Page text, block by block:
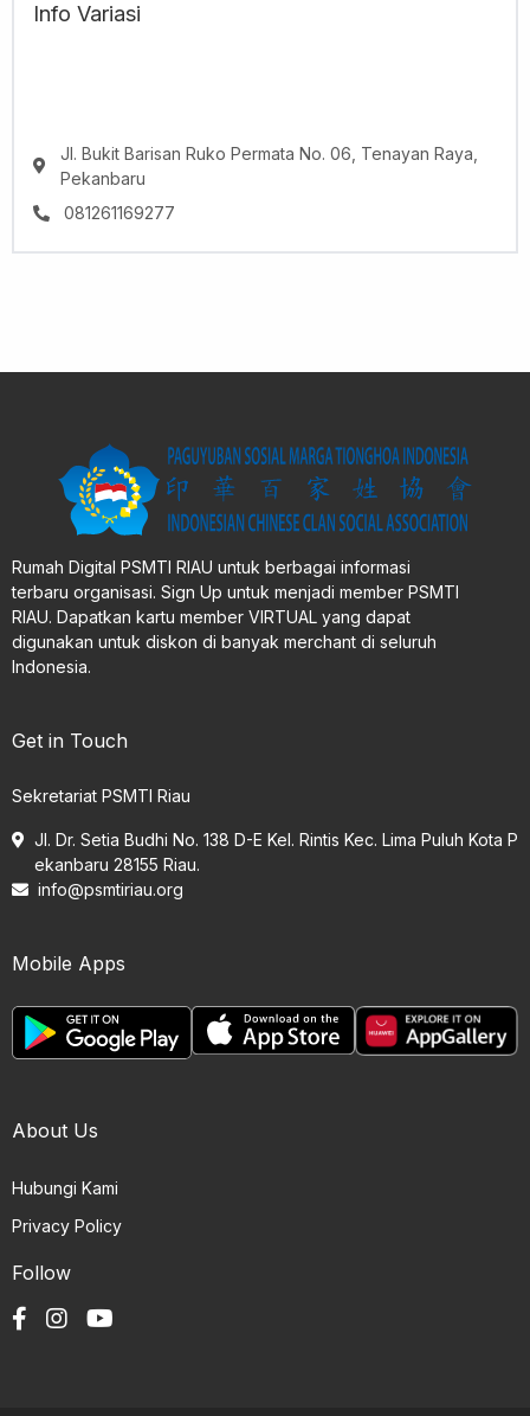
Info Variasi
Jl. Bukit Barisan Ruko Permata No. 06, Tenayan Raya,
Pekanbaru
081261169277
Rumah Digital PSMTI RIAU untuk berbagai informasi
terbaru organisasi. Sign Up untuk menjadi member PSMTI
RIAU. Dapatkan kartu member VIRTUAL yang dapat
digunakan untuk diskon di banyak merchant di seluruh
Indonesia.
Get in Touch
Sekretariat PSMTI Riau
Jl. Dr. Setia Budhi No. 138 D-E Kel. Rintis Kec. Lima Puluh Kota P
ekanbaru 28155 Riau.
info@psmtiriau.org
Mobile Apps
About Us
Hubungi Kami
Privacy Policy
Follow